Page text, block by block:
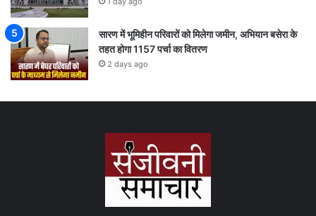
सारण में भूमिहीन परिवारों को मिलेगा जमीन, अभियान बसेरा के
तहत होगा 1157 पर्चा का वितरण
2 days ago